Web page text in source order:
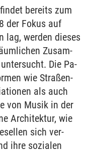
be­reits zum
der Fo­kus auf
lag, wer­den die­ses
Zu­sam­
Die Pa­
wie Straßen­
als auch
von Mu­sik in der
Ar­chi­tek­tur, wie
sich ver­
ihre so­zia­len